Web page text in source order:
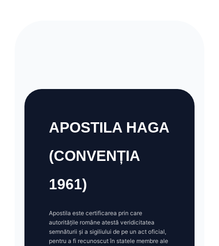
APOSTILA HAGA
(CONVENȚIA
1961)
Apostila este certificarea prin care
autoritățile române atestă veridicitatea
semnăturii și a sigiliului de pe un act oficial,
pentru a fi recunoscut în statele membre ale